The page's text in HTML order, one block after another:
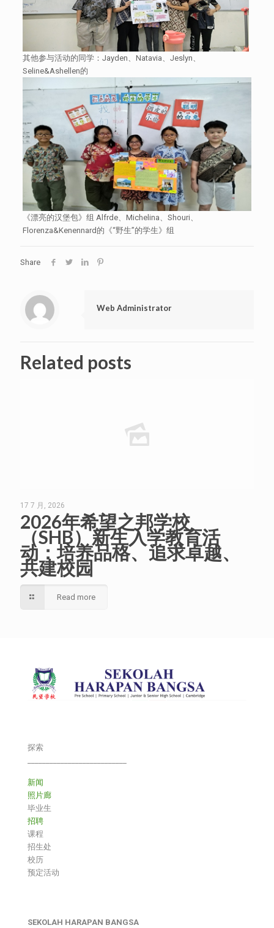
其他参与活动的同学：Jayden、Natavia、Jeslyn、
Seline&Ashellen的
《漂亮的汉堡包》组 Alfrde、Michelina、Shouri、
Florenza&Kenennard的《“野生”的学生》组
Share
Web Administrator
Related posts
17 7 月, 2026
2026年希望之邦学校
（SHB）新生入学教育活
动：培养品格、追求卓越、
共建校园
Read more
探索
新闻
照片廊
毕业生
招聘
课程
招生处
校历
预定活动
SEKOLAH HARAPAN BANGSA